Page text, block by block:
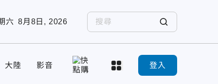
六 8月8日, 2026
大陸 影音 登入